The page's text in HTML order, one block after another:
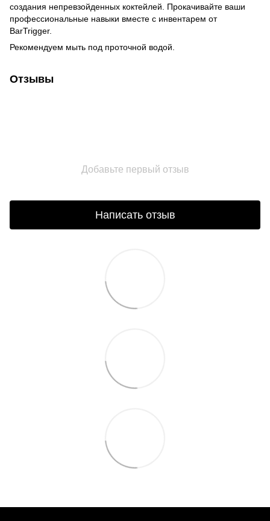
создания непревзойденных коктейлей. Прокачивайте ваши
профессиональные навыки вместе с инвентарем от
BarTrigger.
Рекомендуем мыть под проточной водой.
Отзывы
Добавьте первый отзыв
Написать отзыв